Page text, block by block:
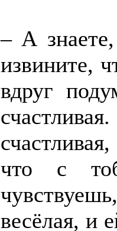
– А
извините,
вдруг
что с
весёлая, и